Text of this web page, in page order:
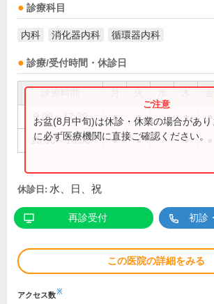
診療科目
内科 消化器内科 循環器内科
診療/受付時間・休診日
9:00～12:30 ● ● ● ●
15:00～18:00 ● ● ●
お盆(8月中旬)は休診・休業の場合があ
に必ず医療機関に直接ご確認ください。
休診日: 水、日、祝
再診受付 初診
この医院の詳細をみる
アクセス数※